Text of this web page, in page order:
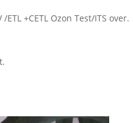
+CETL Ozon Test/ITS over.